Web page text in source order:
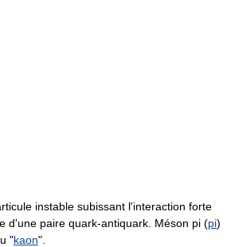
instable subissant l'interaction forte
d'une paire quark-antiquark. Méson pi (pi)
"kaon".